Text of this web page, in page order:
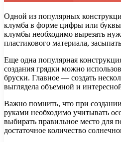
Одной из популярных
клумба в форме цифры или
клумбы необходимо вырезать
пластикового материала,
Еще одна популярная
создания грядки можно
бруски. Главное — создать
выглядела объемной и
Важно помнить, что при
руками необходимо учитывать
выбирать правильное место для
достаточное количество